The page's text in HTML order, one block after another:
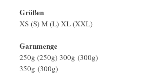
Größen
XS (S) M (L) XL (XXL)
Garnmenge
250g (250g) 300g (300g)
350g (300g)